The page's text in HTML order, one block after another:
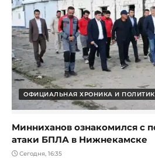
ОФИЦИАЛЬНАЯ ХРОНИКА И
Минниханов ознакомился с
атаки БПЛА в Нижнекамске
Сегодня, 16:35